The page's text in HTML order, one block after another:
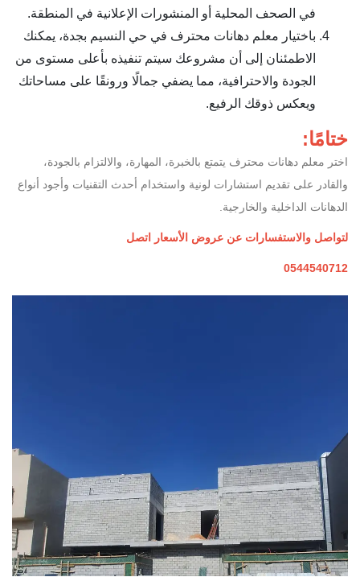
في الصحف المحلية أو المنشورات الإعلانية في المنطقة.
باختيار معلم دهانات محترف في حي النسيم بجدة، يمكنك
الاطمئنان إلى أن مشروعك سيتم تنفيذه بأعلى مستوى من
الجودة والاحترافية، مما يضفي جمالًا ورونقًا على مساحاتك
ويعكس ذوقك الرفيع.
ختامًا:
اختر معلم دهانات محترف يتمتع بالخبرة، المهارة، والالتزام بالجودة،
والقادر على تقديم استشارات لونية واستخدام أحدث التقنيات وأجود أنواع
الدهانات الداخلية والخارجية.
لتواصل والاستفسارات عن عروض الأسعار اتصل
‎0544540712